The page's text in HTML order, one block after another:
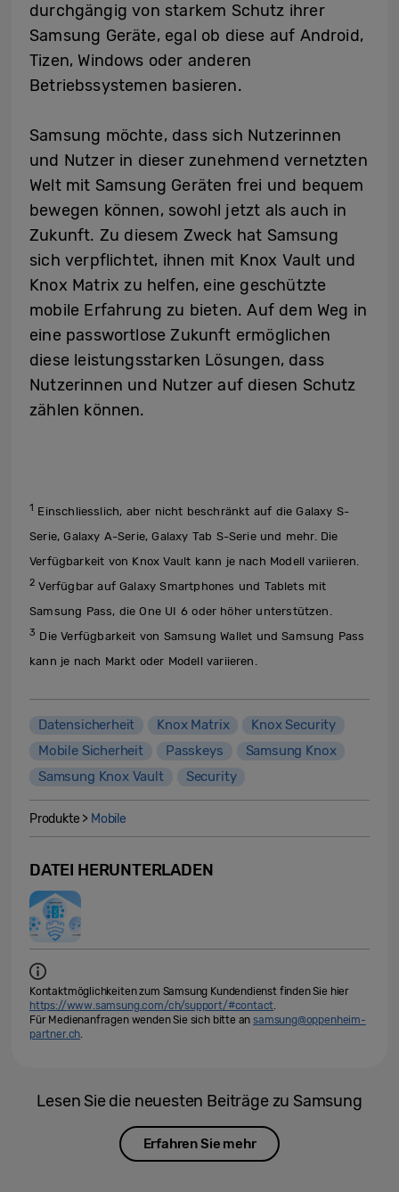
durchgängig von starkem Schutz ihrer
Samsung Geräte, egal ob diese auf Android,
Tizen, Windows oder anderen
Betriebssystemen basieren.
Samsung möchte, dass sich Nutzerinnen
und Nutzer in dieser zunehmend vernetzten
Welt mit Samsung Geräten frei und bequem
bewegen können, sowohl jetzt als auch in
Zukunft. Zu diesem Zweck hat Samsung
sich verpflichtet, ihnen mit Knox Vault und
Knox Matrix zu helfen, eine geschützte
mobile Erfahrung zu bieten. Auf dem Weg in
eine passwortlose Zukunft ermöglichen
diese leistungsstarken Lösungen, dass
Nutzerinnen und Nutzer auf diesen Schutz
zählen können.
1 Einschliesslich, aber nicht beschränkt auf die Galaxy S-
Serie, Galaxy A-Serie, Galaxy Tab S-Serie und mehr. Die
Verfügbarkeit von Knox Vault kann je nach Modell variieren.
2 Verfügbar auf Galaxy Smartphones und Tablets mit
Samsung Pass, die One UI 6 oder höher unterstützen.
3 Die Verfügbarkeit von Samsung Wallet und Samsung Pass
kann je nach Markt oder Modell variieren.
Datensicherheit Knox Matrix
Knox Security
Mobile Sicherheit
Passkeys
Samsung Knox
Samsung Knox Vault
Security
Produkte > Mobile
DATEI HERUNTERLADEN
Kontaktmöglichkeiten zum Samsung Kundendienst finden Sie hier
https://www.samsung.com/ch/support/#contact.
Für Medienanfragen wenden Sie sich bitte ansamsung@oppenheim-
partner.ch.
Lesen Sie die neuesten Beiträge zu Samsung
Erfahren Sie mehr